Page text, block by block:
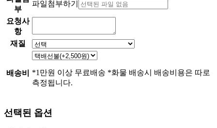
부
파일첨부하기
요청사
항
재질
배송비
*1만원 이상 무료배송 *화물 배송시 배송비용은 따로
측정됩니다.
선택된 옵션